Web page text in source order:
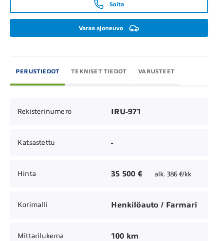
Soita
Varaa ajoneuvo
PERUSTIEDOT TEKNISET TIEDOT VARUSTEET
Rekisterinumero IRU-971
Katsastettu -
Hinta 35 500 € alk. 386 €/kk
Korimalli Henkilöauto / Farmari
Mittarilukema 100 km